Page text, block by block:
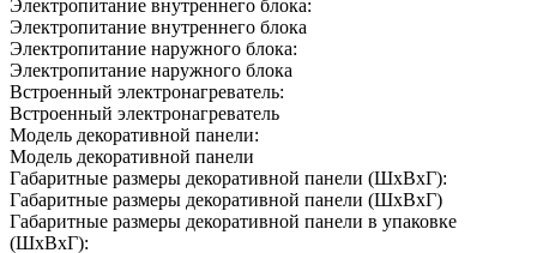
Электропитание внутреннего блока:
Электропитание внутреннего блока
Электропитание наружного блока:
Электропитание наружного блока
Встроенный электронагреватель:
Встроенный электронагреватель
Модель декоративной панели:
Модель декоративной панели
Габаритные размеры декоративной панели (ШxВxГ):
Габаритные размеры декоративной панели (ШxВxГ)
Габаритные размеры декоративной панели в упаковке
(ШxВxГ):